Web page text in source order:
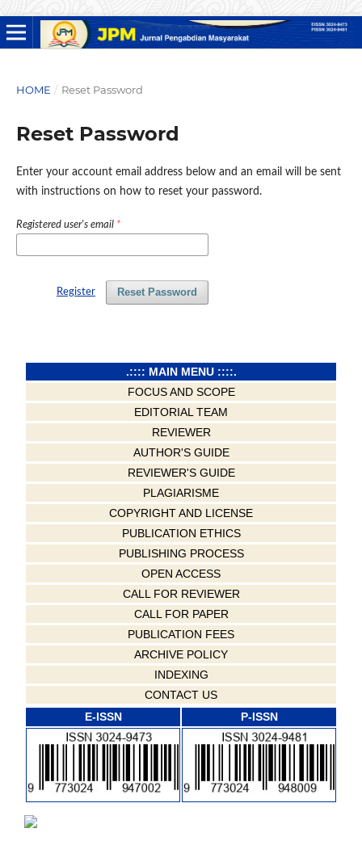
HOME / Reset Password
Reset Password
Enter your account email address below and an email will be sent
with instructions on how to reset your password.
Registered user's email *
Reset Password
Register
.:::: MAIN MENU ::::.
FOCUS AND SCOPE
EDITORIAL TEAM
REVIEWER
AUTHOR'S GUIDE
REVIEWER'S GUIDE
PLAGIARISME
COPYRIGHT AND LICENSE
PUBLICATION ETHICS
PUBLISHING PROCESS
OPEN ACCESS
CALL FOR REVIEWER
CALL FOR PAPER
PUBLICATION FEES
ARCHIVE POLICY
INDEXING
CONTACT US
E-ISSN
P-ISSN